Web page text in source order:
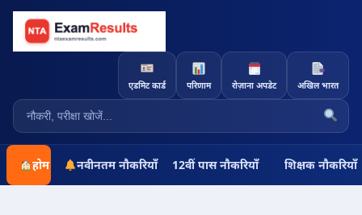
एडमिट कार्ड परिणाम रोज़ाना अपडेट अखिल भारत
होम नवीनतम नौकरियाँ 12वीं पास नौकरियाँ शिक्षक नौकरियाँ